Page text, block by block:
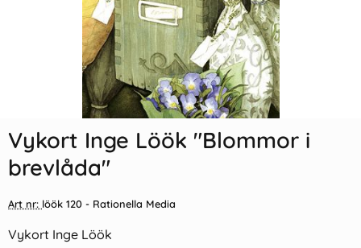
Indexflikar och Frixion clicker
svart
55 kr/st 15 kr/st
Vykort Inge Löök "Blommor i
brevlåda"
Art nr: löök 120 - Rationella Media
Vykort Inge Löök